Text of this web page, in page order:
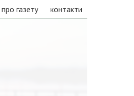
про газету контакти